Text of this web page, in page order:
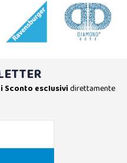
Sconto esclusividirettamente